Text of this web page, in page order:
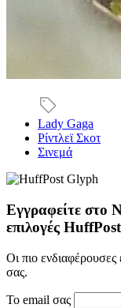
Lady Gaga
Ρίντλεϊ Σκοτ
Σινεμά
Εγγραφείτε στο
επιλογές HuffPost
Οι πιο ενδιαφέρουσες
σας.
Το email σας